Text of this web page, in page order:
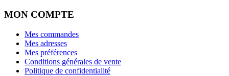
MON COMPTE
Mes commandes
Mes adresses
Mes préférences
Conditions générales de vente
Politique de confidentialité